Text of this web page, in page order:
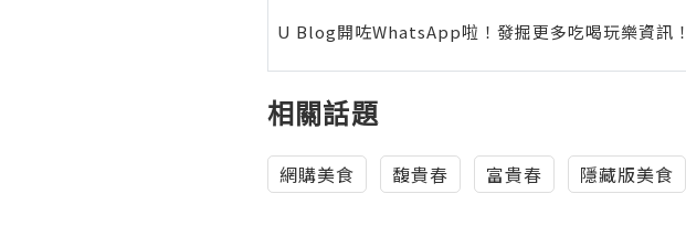
U Blog開咗WhatsApp啦！發掘更多吃喝玩樂資訊！
相關話題
網購美食 馥貴春 富貴春 隱藏版美食